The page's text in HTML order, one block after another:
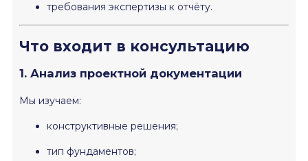
требования экспертизы к отчёту.
Что входит в консультацию
1. Анализ проектной документации
Мы изучаем:
конструктивные решения;
тип фундаментов;